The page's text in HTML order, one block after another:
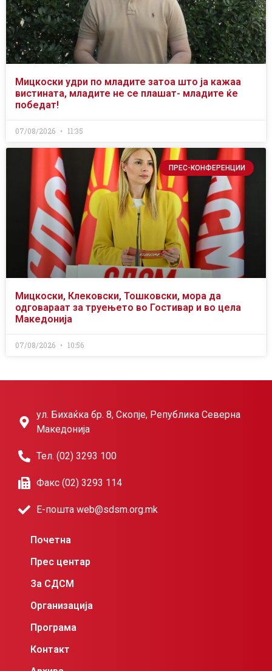
Мицкоски удри по младите затоа што ја кажаа
вистината, младите не се плашат- младите ќе
победат!
07/08/2026 11:35
ПРЕС-КОНФЕРЕНЦИИ
Мицкоски, Клековски, Тошковски, мора да
одговараат за труењето во Гостивар и во цела
Македонија
07/08/2026 10:56
ул. Бихаќка бр. 8, Скопје, Република Северна
Македонија
Тел. (02) 3293 100
Факс (02) 3293 114
Е-пошта web@sdsm.org.mk
Почетна
Прес центар
За СДСМ
Организација
Програма
Контакт